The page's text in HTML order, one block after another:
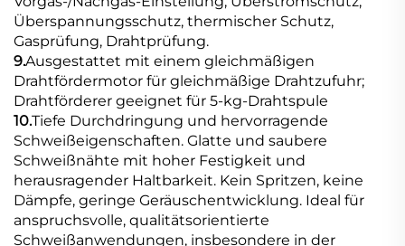
Überspannungsschutz, thermischer Schutz,
Gasprüfung, Drahtprüfung.
9.Ausgestattet mit einem gleichmäßigen
Drahtfördermotor für gleichmäßige Drahtzufuhr;
Drahtförderer geeignet für 5-kg-Drahtspule
10.Tiefe Durchdringung und hervorragende
Schweißeigenschaften. Glatte und saubere
Schweißnähte mit hoher Festigkeit und
herausragender Haltbarkeit. Kein Spritzen, keine
Dämpfe, geringe Geräuschentwicklung. Ideal für
anspruchsvolle, qualitätsorientierte
Schweißanwendungen, insbesondere in der